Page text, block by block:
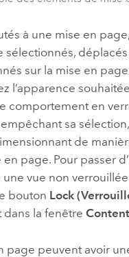
à une mise en
sélectionnés,
sur la mise en
l’apparence
comportement en
sa
de
en page. Pour passer
vue non
bouton Lock
dans la fenêtre
page peuvent avoir